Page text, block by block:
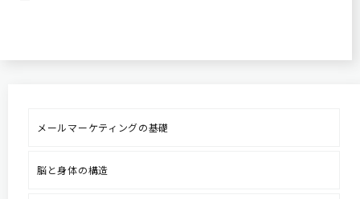
メールマーケティングの基礎
脳と身体の構造